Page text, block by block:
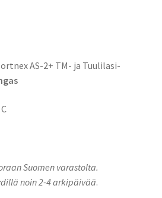
AS-2+ TM- ja Tuulilasi-
Suomen varastolta.
noin 2-4 arkipäivää.